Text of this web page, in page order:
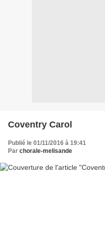
Coventry Carol
Publié le 01/11/2016 à 19:41
Par chorale-melisande